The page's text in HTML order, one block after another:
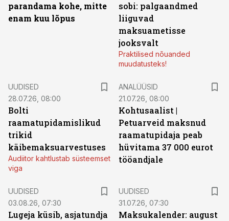
parandama kohe, mitte
enam kuu lõpus
sobi: palgaandmed
liiguvad
maksuametisse
jooksvalt
Praktilised nõuanded
muudatusteks!
UUDISED
28.07.26, 08:00
Bolti
raamatupidamislikud
trikid
käibemaksuarvestuses
Audiitor kahtlustab süsteemset
viga
ANALÜÜSID
21.07.26, 08:00
Kohtusaalist |
Petuarveid maksnud
raamatupidaja peab
hüvitama 37 000 eurot
tööandjale
UUDISED
03.08.26, 07:30
Lugeja küsib, asjatundja
UUDISED
31.07.26, 07:30
Maksukalender: august